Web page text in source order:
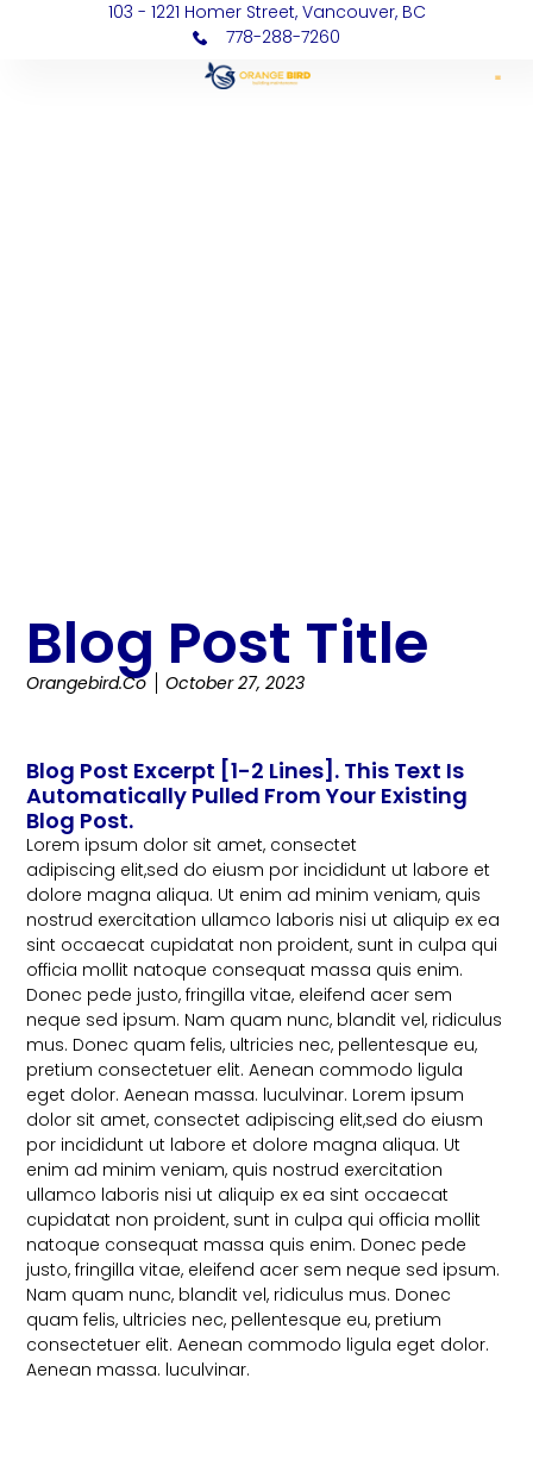
103 - 1221 Homer Street, Vancouver, BC
778-288-7260
Blog Post Title
Orangebird.co October 27, 2023
Blog Post Excerpt [1-2 Lines]. This Text Is
Automatically Pulled From Your Existing
Blog Post.
Lorem ipsum dolor sit amet, consectet
adipiscing elit,sed do eiusm por incididunt ut labore et
dolore magna aliqua. Ut enim ad minim veniam, quis
nostrud exercitation ullamco laboris nisi ut aliquip ex ea
sint occaecat cupidatat non proident, sunt in culpa qui
officia mollit natoque consequat massa quis enim.
Donec pede justo, fringilla vitae, eleifend acer sem
neque sed ipsum. Nam quam nunc, blandit vel, ridiculus
mus. Donec quam felis, ultricies nec, pellentesque eu,
pretium consectetuer elit. Aenean commodo ligula
eget dolor. Aenean massa. luculvinar. Lorem ipsum
dolor sit amet, consectet adipiscing elit,sed do eiusm
por incididunt ut labore et dolore magna aliqua. Ut
enim ad minim veniam, quis nostrud exercitation
ullamco laboris nisi ut aliquip ex ea sint occaecat
cupidatat non proident, sunt in culpa qui officia mollit
natoque consequat massa quis enim. Donec pede
justo, fringilla vitae, eleifend acer sem neque sed ipsum.
Nam quam nunc, blandit vel, ridiculus mus. Donec
quam felis, ultricies nec, pellentesque eu, pretium
consectetuer elit. Aenean commodo ligula eget dolor.
Aenean massa. luculvinar.